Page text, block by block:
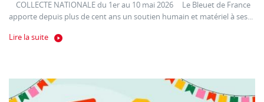
COLLECTE NATIONALE du 1er au 10 mai 2026 Le Bleuet de France
apporte depuis plus de cent ans un soutien humain et matériel à ses...
Lire la suite